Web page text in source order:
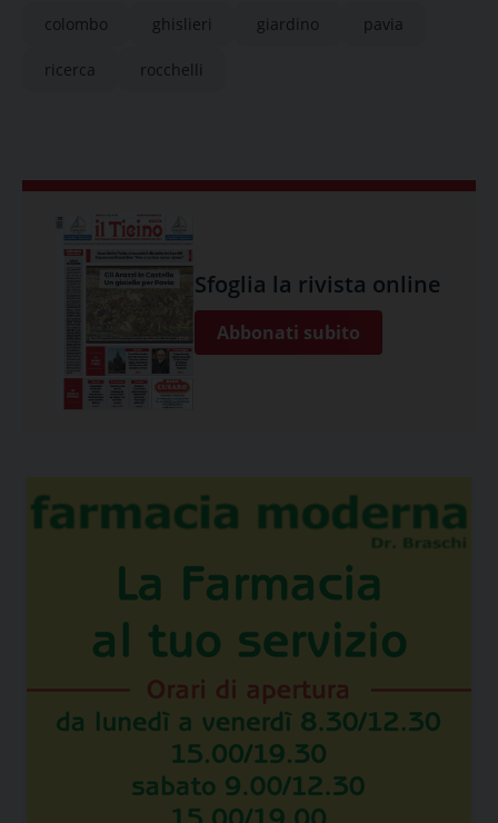
colombo ghislieri giardino pavia
ricerca rocchelli
Sfoglia la rivista online
Abbonati subito